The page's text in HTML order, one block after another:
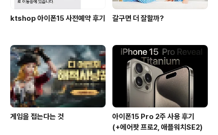
ktshop 아이폰15 사전예약 후기 갈구면 더 잘할까?
게임을 접는다는 것
아이폰15 Pro 2주 사용 후기
(+에어팟 프로2, 애플워치SE2)